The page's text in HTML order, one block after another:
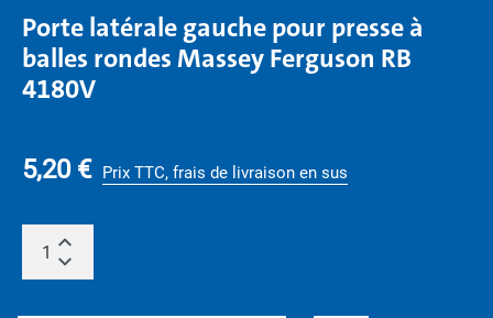
Porte latérale gauche pour presse à
balles rondes Massey Ferguson RB
4180V
5,20 € Prix TTC, frais de livraison en sus